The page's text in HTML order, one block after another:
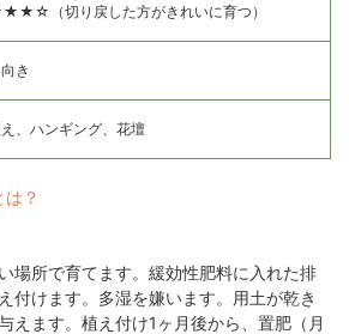
（切り戻した方がきれいに育つ）
き
、ハンギング、花壇
？
場所で育てます。緩効性肥料に入れた排
付けます。多湿を嫌います。用土が乾き
えます。植え付け1ヶ月後から、置肥（月